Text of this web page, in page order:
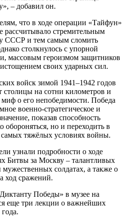
– добавил он.
что в ходе операции «Тайфун»
рассчитывало стремительным
СССР и тем самым сломить
столкнулось с упорной
массовым героизмом защитников
своих ударных сил.
войск зимой 1941–1942 годов
столицы на сотни километров и
о его непобедимости. Победа
военно-стратегическое и
показав способность
но и переходить в
тяжёлых условиях войны.
узнали подробности о ходе
Битвы за Москву – талантливых
мужественных солдатах, а также о
ход сражений.
Победы» в музее на
еще три лекции о важнейших